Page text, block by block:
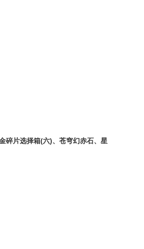
碎片选择箱(六)、苍穹幻赤石、星